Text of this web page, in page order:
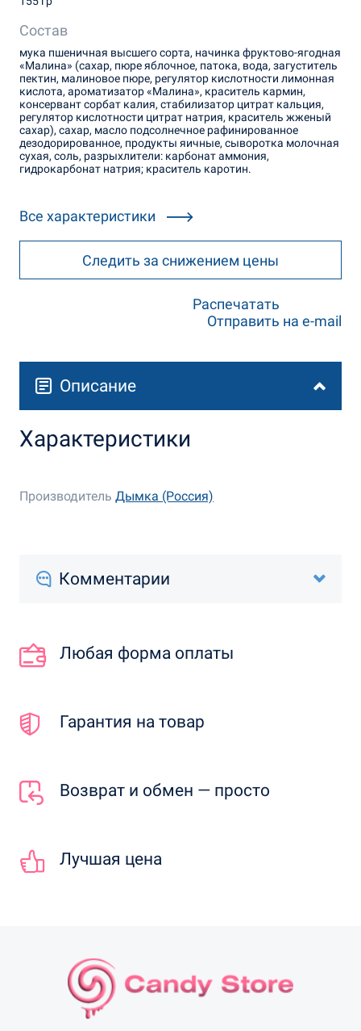
Состав
мука пшеничная высшего сорта, начинка фруктово-ягодная
«Малина» (сахар, пюре яблочное, патока, вода, загуститель
пектин, малиновое пюре, регулятор кислотности лимонная
кислота, ароматизатор «Малина», краситель кармин,
консервант сорбат калия, стабилизатор цитрат кальция,
регулятор кислотности цитрат натрия, краситель жженый
сахар), сахар, масло подсолнечное рафинированное
дезодорированное, продукты яичные, сыворотка молочная
сухая, соль, разрыхлители: карбонат аммония,
гидрокарбонат натрия; краситель каротин.
Все характеристики
Следить за снижением цены
Распечатать
Отправить на e-mail
Описание
Характеристики
Производитель Дымка (Россия)
Комментарии
Любая форма оплаты
Гарантия на товар
Возврат и обмен — просто
Лучшая цена